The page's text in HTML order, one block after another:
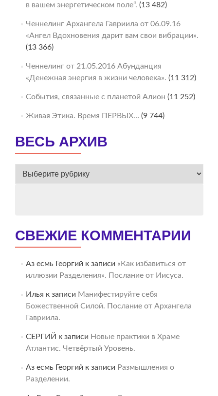
в вашем энергетическом поле“. (13 482)
Ченнелинг Архангела Гавриила от 06.09.16
«Ангел Вдохновения дарит вам свои вибрации».
(13 366)
Ченнелинг от 21.05.2016 Абунданция
«Денежная энергия в жизни человека». (11 312)
События, связанные с планетой Алион (11 252)
Живая Этика. Время ПЕРВЫХ… (9 744)
ВЕСЬ АРХИВ
ВЕСЬ
СВЕЖИЕ КОММЕНТАРИИ
Аз есмь Георгий к записи «Как избавиться от
иллюзии Разделения». Послание от Иисуса.
Илья к записи Манифестируйте себя
Божественной Силой. Послание от Архангела
Гавриила.
СЕРГИЙ к записи Новые практики в Храме
Атлантис. Четвёртый Уровень.
Аз есмь Георгий к записи Размышления о
Разделении.